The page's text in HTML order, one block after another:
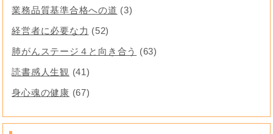
業務品質基準合格への道 (3)
経営者に必要な力 (52)
肺がんステージ４と向き合う
(63)
読書感人生観 (41)
身心魂の健康 (67)